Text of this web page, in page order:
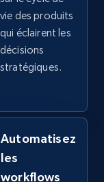
from
and
vie des produits
qui éclairent les
décisions
stratégiques.
Automatisez
les
workflows